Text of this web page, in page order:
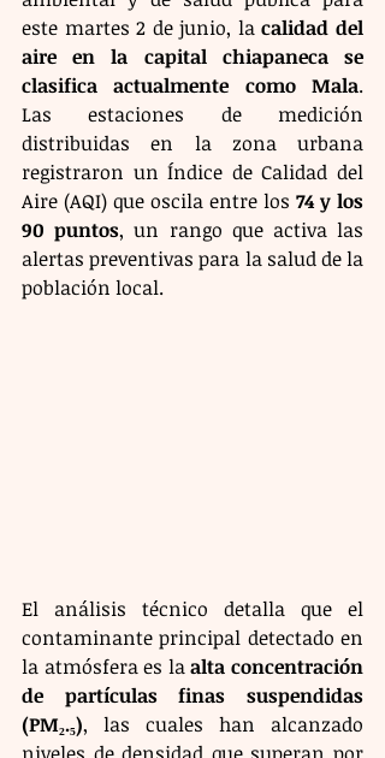
este martes 2 de junio, la calidad del
aire en la capital chiapaneca se
clasifica actualmente como Mala.
Las estaciones de medición
distribuidas en la zona urbana
registraron un Índice de Calidad del
Aire (AQI) que oscila entre los 74 y los
90 puntos, un rango que activa las
alertas preventivas para la salud de la
población local.
El análisis técnico detalla que el
contaminante principal detectado en
la atmósfera es la alta concentración
de partículas finas suspendidas
(PM₂.₅), las cuales han alcanzado